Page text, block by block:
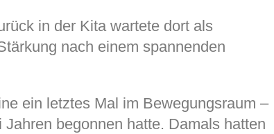
in der Kita wartete dort als
nach einem spannenden
ein letztes Mal im Bewegungsraum –
begonnen hatte. Damals hatten